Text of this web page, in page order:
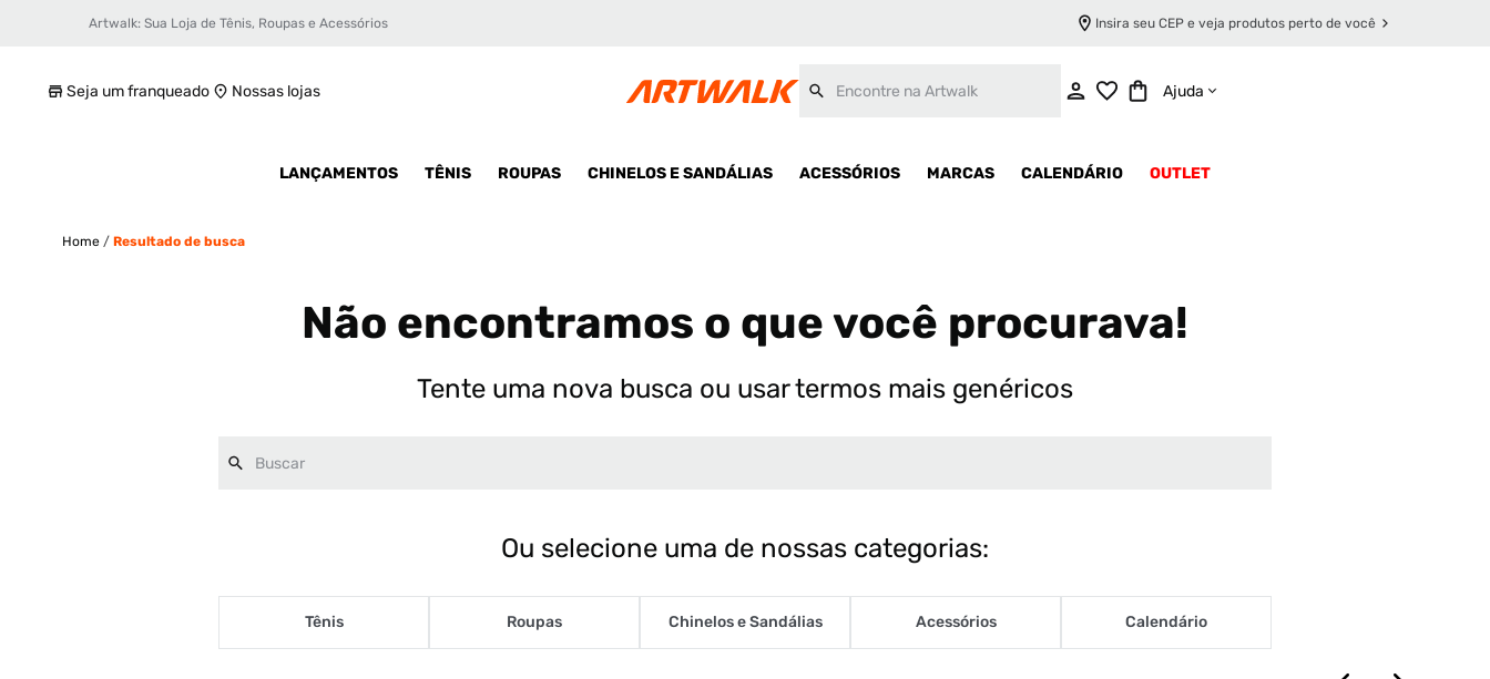
Artwalk: Sua Loja de Tênis, Roupas e Acessórios Insira seu CEP e veja produtos perto de você
Seja um franqueado Nossas lojas Ajuda
LANÇAMENTOS TÊNIS ROUPAS CHINELOS E SANDÁLIAS ACESSÓRIOS MARCAS CALENDÁRIO OUTLET
Home / Resultado de busca
Não encontramos o que você procurava!
Tente uma nova busca ou usar termos mais genéricos
Ou selecione uma de nossas categorias:
Tênis Roupas Chinelos e Sandálias Acessórios Calendário